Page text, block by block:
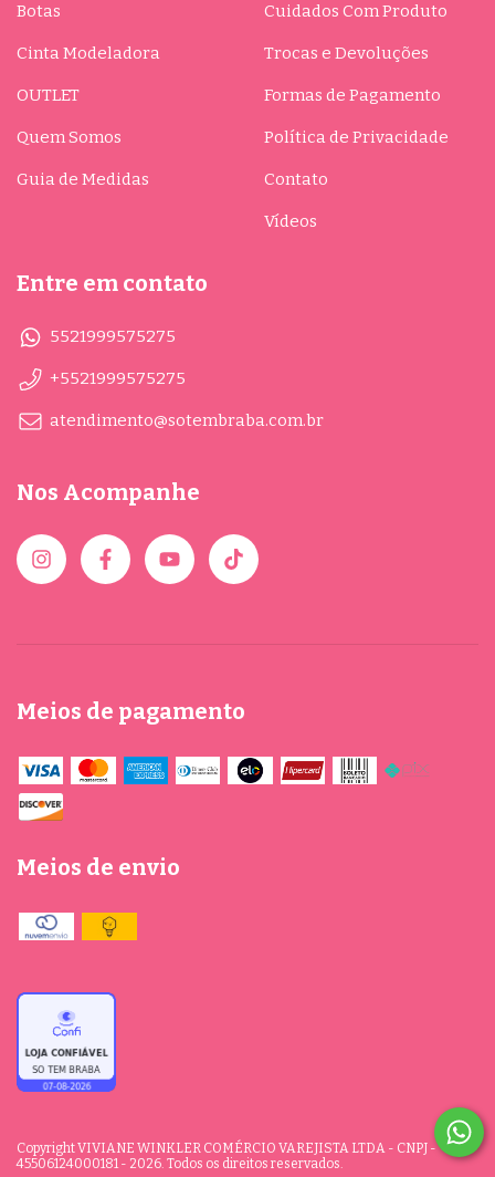
Botas
Cinta Modeladora
OUTLET
Quem Somos
Guia de Medidas
Cuidados Com Produto
Trocas e Devoluções
Formas de Pagamento
Política de Privacidade
Contato
Vídeos
Entre em contato
5521999575275
+5521999575275
atendimento@sotembraba.com.br
Nos Acompanhe
Meios de pagamento
Meios de envio
Copyright VIVIANE WINKLER COMÉRCIO VAREJISTA LTDA - CNPJ -
45506124000181 - 2026. Todos os direitos reservados.